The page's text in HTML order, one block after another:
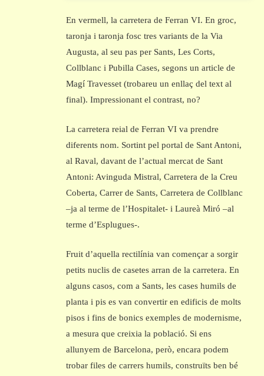
En vermell, la carretera de Ferran VI. En groc,
taronja i taronja fosc tres variants de la Via
Augusta, al seu pas per Sants, Les Corts,
Collblanc i Pubilla Cases, segons un article de
Magí Travesset (trobareu un enllaç del text al
final). Impressionant el contrast, no?
La carretera reial de Ferran VI va prendre
diferents nom. Sortint pel portal de Sant Antoni,
al Raval, davant de l’actual mercat de Sant
Antoni: Avinguda Mistral, Carretera de la Creu
Coberta, Carrer de Sants, Carretera de Collblanc
–ja al terme de l’Hospitalet- i Laureà Miró –al
terme d’Esplugues-.
Fruit d’aquella rectilínia van començar a sorgir
petits nuclis de casetes arran de la carretera. En
alguns casos, com a Sants, les cases humils de
planta i pis es van convertir en edificis de molts
pisos i fins de bonics exemples de modernisme,
a mesura que creixia la població. Si ens
allunyem de Barcelona, però, encara podem
trobar files de carrers humils, construïts ben bé